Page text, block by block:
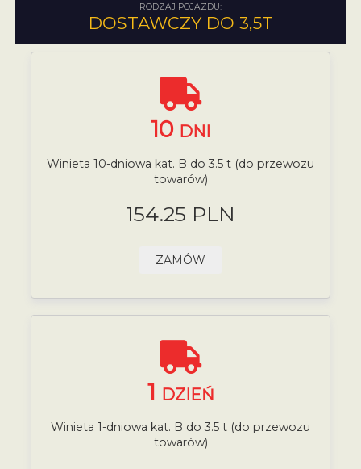
RODZAJ POJAZDU:
DOSTAWCZY DO 3,5T
10 DNI
Winieta 10-dniowa kat. B do 3.5 t (do przewozu
towarów)
154.25 PLN
ZAMÓW
1 DZIEŃ
Winieta 1-dniowa kat. B do 3.5 t (do przewozu
towarów)